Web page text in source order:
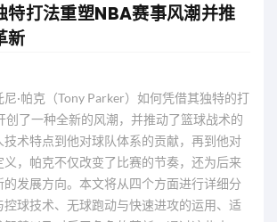
特打法重塑NBA赛事风潮并推
新
·帕克（Tony Parker）如何凭借其独特的打
创了一种全新的风潮，并推动了篮球战术的
技术特点到他对球队体系的贡献，再到他对
义，帕克不仅改变了比赛的节奏，还为后来
的发展方向。本文将从四个方面进行详细分
球技术、无球跑动与快速进攻的运用、适